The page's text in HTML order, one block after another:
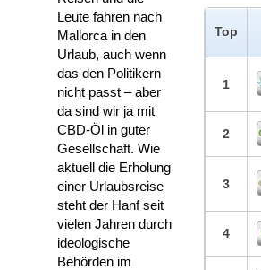
Leute fahren nach
Mallorca in den
Urlaub, auch wenn
das den Politikern
nicht passt – aber
da sind wir ja mit
CBD-Öl in guter
Gesellschaft. Wie
aktuell die Erholung
einer Urlaubsreise
steht der Hanf seit
vielen Jahren durch
ideologische
Behörden im
Top
1
2
3
4